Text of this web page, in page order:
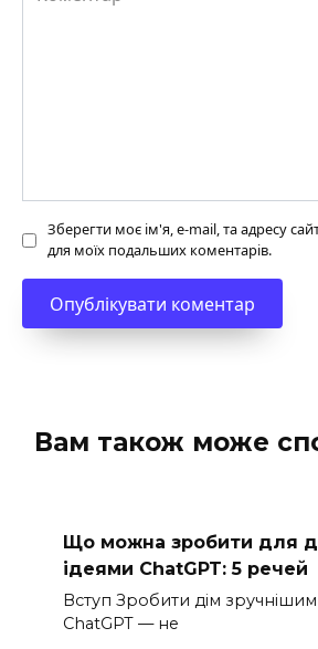
Зберегти моє ім'я, e-mail, та адресу
для моїх подальших коментарів.
Вам також може
Що можна зробити для
ідеями ChatGPT: 5 речей
Вступ Зробити дім зручнішим
ChatGPT — не